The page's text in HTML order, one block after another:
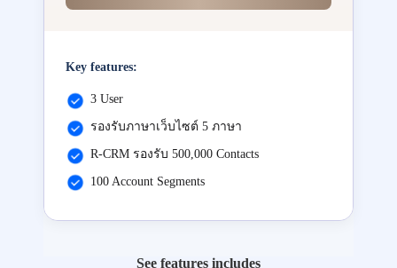
Key features:
3 User
รองรับภาษาเว็บไซต์ 5 ภาษา
R-CRM รองรับ 500,000 Contacts
100 Account Segments
See features includes